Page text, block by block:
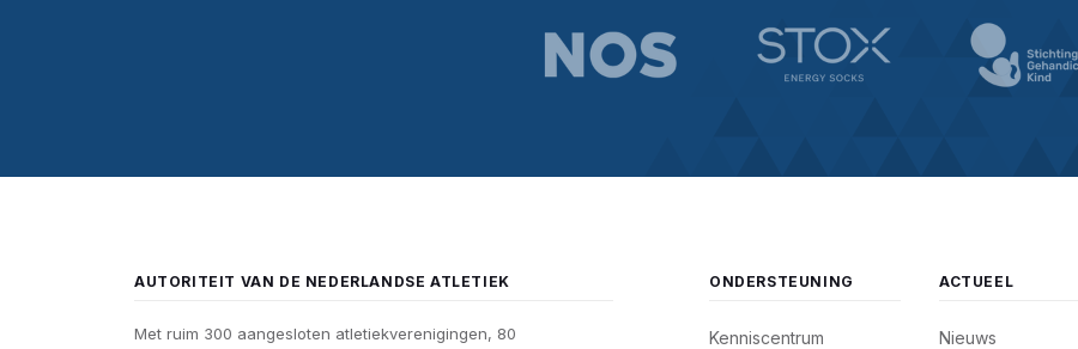
AUTORITEIT VAN DE NEDERLANDSE ATLETIEK
Met ruim 300 aangesloten atletiekverenigingen, 80
ONDERSTEUNING
Kenniscentrum
ACTUEEL
Nieuws